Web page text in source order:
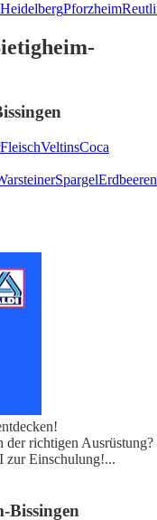
HeidelbergPforzheim
FleischVeltinsCoca
SpargelErdbeeren
der richtigen Ausrüstung?
zur Einschulung!...
Bissingen